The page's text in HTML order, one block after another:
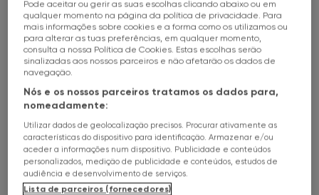
HALL OF FAME
SOBRE
FNAC Alameda
FNAC Alfragide
FNAC AlgarveShopping
FNAC Almada
FNAC Amoreiras
15Jun-31JulcDate
O CÃO INVISÍVEL
FNAC GUIMARÃES
O CÃO INVISÍVEL
ILUSTRAÇÕES DE WANDSON LISBOA
O Cão Invisível, de Wandson Lisboa, é uma narrativa
sensível e comovente sobre perda, solidão e a
Pode aceitar ou gerir as suas escolhas clicando abaixo ou em
qualquer momento na página da política de privacidade. Para
mais informações sobre cookies e a forma como os utilizamos ou
para alterar as tuas preferências, em qualquer momento,
consulta a nossa Política de Cookies. Estas escolhas serão
sinalizadas aos nossos parceiros e não afetarão os dados de
navegação.
Nós e os nossos parceiros tratamos os dados para,
nomeadamente:
Utilizar dados de geolocalização precisos. Procurar ativamente as
características do dispositivo para identificação. Armazenar e/ou
aceder a informações num dispositivo. Publicidade e conteúdos
personalizados, medição de publicidade e conteúdos, estudos de
audiência e desenvolvimento de serviços.
Lista de parceiros (fornecedores)